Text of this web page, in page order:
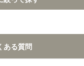
ある質問